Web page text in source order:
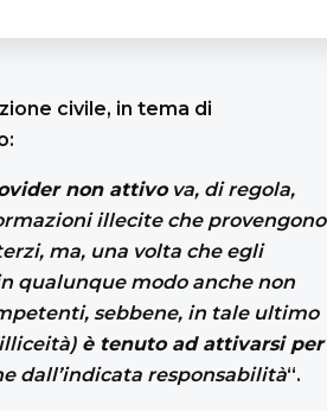
civile, in tema di
non attivova, di regola,
illecite che provengono
ma, una volta che egli
qualunque modo anche non
sebbene, in tale ultimo
è tenuto ad attivarsi per
dall’indicata responsabilità“.